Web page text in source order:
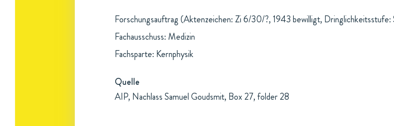
Forschungsauftrag (Aktenzeichen: Zi 6/30/?, 1943 bewilligt, Dringlichkeitsstufe:
Fachausschuss: Medizin
Fachsparte: Kernphysik
Quelle
AIP, Nachlass Samuel Goudsmit, Box 27, folder 28